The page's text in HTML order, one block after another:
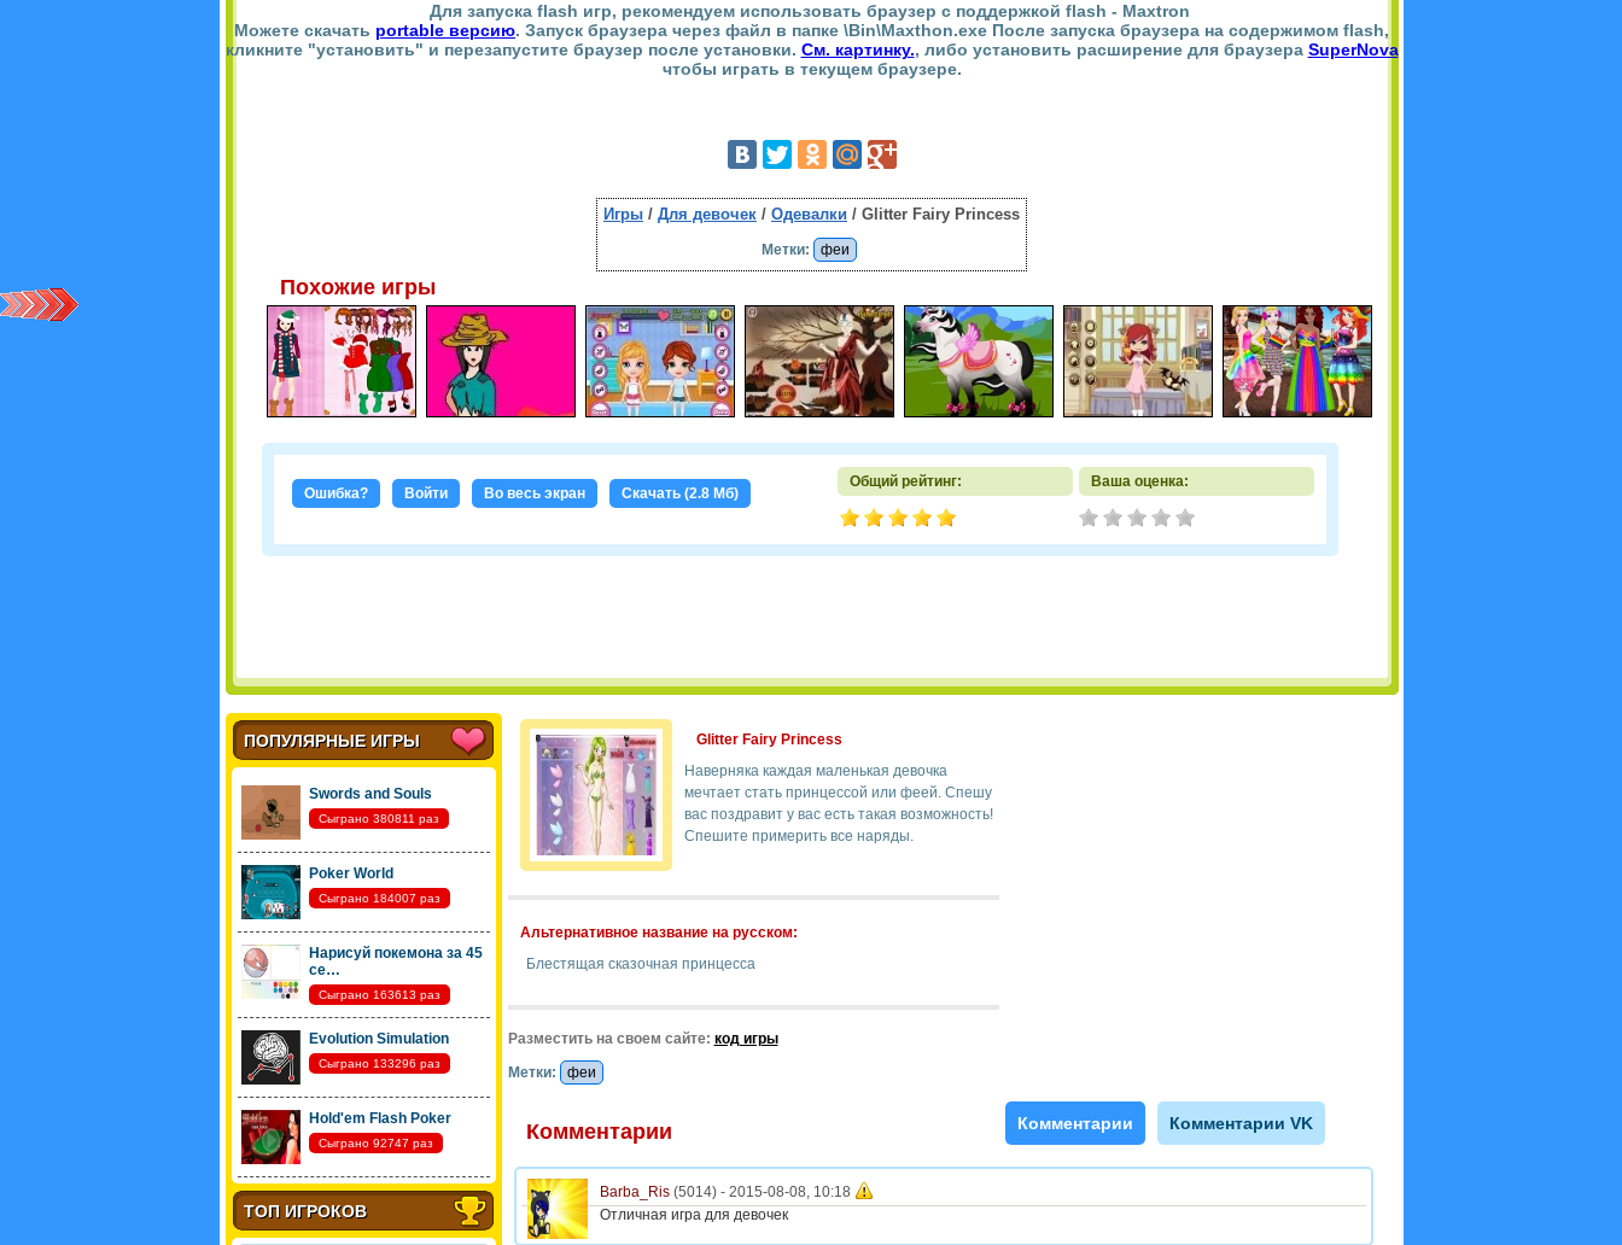
Для запуска flash игр, рекомендуем использовать браузер с поддержкой flash - Maxtron
Можете скачать portable версию. Запуск браузера через файл в папке \Bin\Maxthon.exe После запуска браузера на содержимом flash,
кликните "установить" и перезапустите браузер после установки. См. картинку., либо установить расширение для браузера SuperNova
чтобы играть в текущем браузере.
Игры / Для девочек / Одевалки / Glitter Fairy Princess
Метки: феи
Похожие игры
Ошибка? Войти Во весь экран Скачать (2.8 Мб)
Общий рейтинг: Ваша оценка:
ПОПУЛЯРНЫЕ ИГРЫ
Swords and Souls
Сыграно 380811 раз
Poker World
Сыграно 184007 раз
Нарисуй покемона за 45
се…
Сыграно 163613 раз
Evolution Simulation
Сыграно 133296 раз
Hold'em Flash Poker
Сыграно 92747 раз
ТОП ИГРОКОВ
Glitter Fairy Princess
Наверняка каждая маленькая девочка
мечтает стать принцессой или феей. Спешу
вас поздравит у вас есть такая возможность!
Спешите примерить все наряды.
Альтернативное название на русском:
Блестящая сказочная принцесса
Разместить на своем сайте: код игры
Метки:
феи
Комментарии
Barba_Ris(5014) - 2015-08-08, 10:18
Отличная игра для девочек
Комментарии Комментарии VK